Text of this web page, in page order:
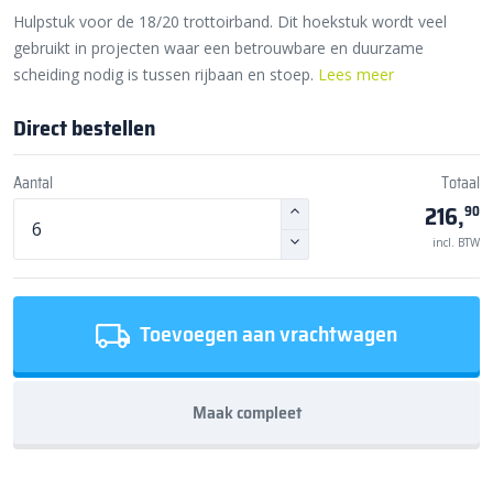
Hulpstuk voor de 18/20 trottoirband. Dit hoekstuk wordt veel
gebruikt in projecten waar een betrouwbare en duurzame
scheiding nodig is tussen rijbaan en stoep. Lees meer
Direct bestellen
Aantal Totaal
216,90
incl. BTW
Toevoegen aan vrachtwagen
Maak compleet